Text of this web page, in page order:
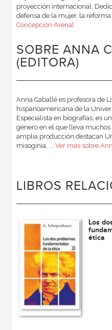
proyección internacional.
defensa de la mujer, la reforma
Concepción Arenal
SOBRE ANNA
(EDITORA)
Anna Caballé es profesora de
hispanoamericana de la
Especialista en biografías, es
género en el que lleva muchos
amplia producción destacan
misoginia, ... Ver más sobre
LIBROS
Los
ética